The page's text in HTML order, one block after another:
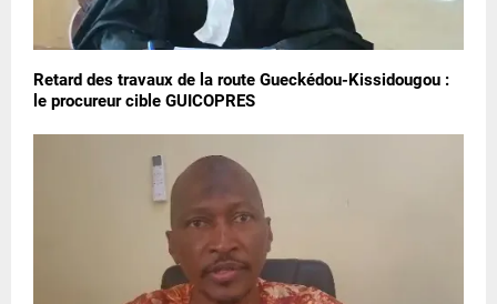
Retard des travaux de la route Gueckédou-Kissidougou :
le procureur cible GUICOPRES